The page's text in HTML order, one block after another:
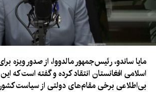
مایا ساندو، رئیس‌جمهور مالدووا، از صدور ویزه
اسلامی افغانستان انتقاد کرده و گفته است که
بی‌اطلاعی برخی مقام‌های دولتی از سیاست